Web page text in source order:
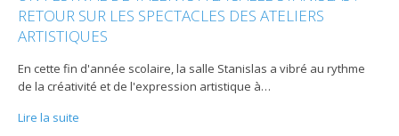
RETOUR SUR LES SPECTACLES DES ATELIERS
ARTISTIQUES
En cette fin d'année scolaire, la salle Stanislas a vibré au rythme
de la créativité et de l'expression artistique à…
Lire la suite